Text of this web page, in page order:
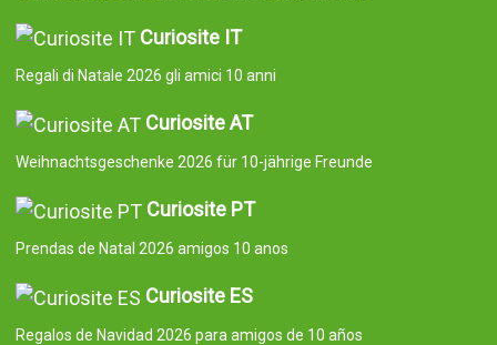
Curiosite IT
Regali di Natale 2026 gli amici 10 anni
Curiosite AT
Weihnachtsgeschenke 2026 für 10-jährige Freunde
Curiosite PT
Prendas de Natal 2026 amigos 10 anos
Curiosite ES
Regalos de Navidad 2026 para amigos de 10 años